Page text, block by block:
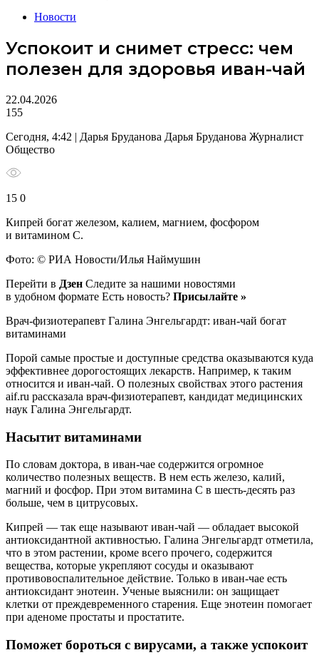
Новости
Успокоит и снимет стресс: чем
полезен для здоровья иван-чай
22.04.2026
155
Сегодня, 4:42 | Дарья Бруданова Дарья Бруданова Журналист
Общество
15 0
Кипрей богат железом, калием, магнием, фосфором
и витамином С.
Фото: © РИА Новости/Илья Наймушин
Перейти в Дзен Следите за нашими новостями
в удобном формате Есть новость? Присылайте »
Врач-физиотерапевт Галина Энгельгардт: иван-чай богат
витаминами
Порой самые простые и доступные средства оказываются куда
эффективнее дорогостоящих лекарств. Например, к таким
относится и иван-чай. О полезных свойствах этого растения
aif.ru рассказала врач-физиотерапевт, кандидат медицинских
наук Галина Энгельгардт.
Насытит витаминами
По словам доктора, в иван-чае содержится огромное
количество полезных веществ. В нем есть железо, калий,
магний и фосфор. При этом витамина С в шесть-десять раз
больше, чем в цитрусовых.
Кипрей — так еще называют иван-чай — обладает высокой
антиоксидантной активностью. Галина Энгельгардт отметила,
что в этом растении, кроме всего прочего, содержится
вещества, которые укрепляют сосуды и оказывают
противовоспалительное действие. Только в иван-чае есть
антиоксидант энотеин. Ученые выяснили: он защищает
клетки от преждевременного старения. Еще энотеин помогает
при аденоме простаты и простатите.
Поможет бороться с вирусами, а также успокоит